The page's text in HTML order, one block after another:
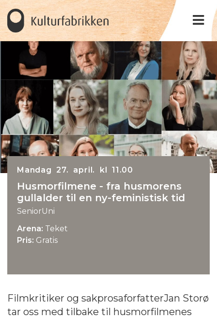
Mandag 27. april. kl 11.00
Husmorfilmene - fra husmorens
gullalder til en ny-feministisk tid
SeniorUni
Arena: Teket
Pris: Gratis
Filmkritiker og sakprosaforfatterJan Storø
tar oss med tilbake til husmorfilmenes